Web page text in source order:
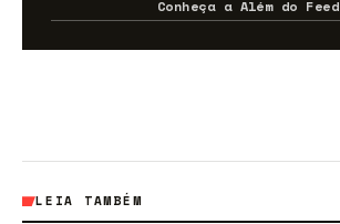
Conheça a Além do Feed
LEIA TAMBÉM